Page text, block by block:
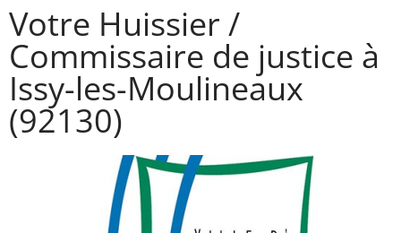
Votre Huissier /
Commissaire de justice à
Issy-les-Moulineaux
(92130)